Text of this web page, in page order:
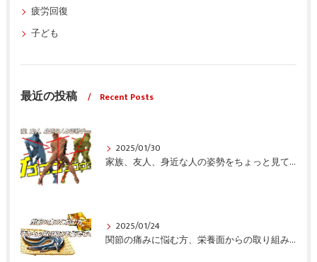
疲労回復
子ども
最近の投稿 Recent Posts
2025/01/30
家族、友人、身近な人の姿勢をちょっと見てみませんか？
2025/01/24
関節の痛みに悩む方、栄養面からの取り組みも重要ですよ！